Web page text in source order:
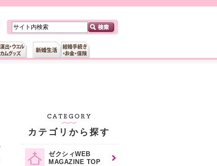
カテゴリから探す
ゼクシィWEB
MAGAZINE TOP